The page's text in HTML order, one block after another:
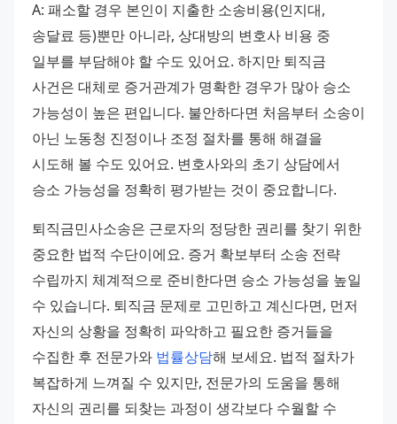
A: 패소할 경우 본인이 지출한 소송비용(인지대,
송달료 등)뿐만 아니라, 상대방의 변호사 비용 중
일부를 부담해야 할 수도 있어요. 하지만 퇴직금
사건은 대체로 증거관계가 명확한 경우가 많아 승소
가능성이 높은 편입니다. 불안하다면 처음부터 소송이
아닌 노동청 진정이나 조정 절차를 통해 해결을
시도해 볼 수도 있어요. 변호사와의 초기 상담에서
승소 가능성을 정확히 평가받는 것이 중요합니다.
퇴직금민사소송은 근로자의 정당한 권리를 찾기 위한
중요한 법적 수단이에요. 증거 확보부터 소송 전략
수립까지 체계적으로 준비한다면 승소 가능성을 높일
수 있습니다. 퇴직금 문제로 고민하고 계신다면, 먼저
자신의 상황을 정확히 파악하고 필요한 증거들을
수집한 후 전문가와 법률상담해 보세요. 법적 절차가
복잡하게 느껴질 수 있지만, 전문가의 도움을 통해
자신의 권리를 되찾는 과정이 생각보다 수월할 수